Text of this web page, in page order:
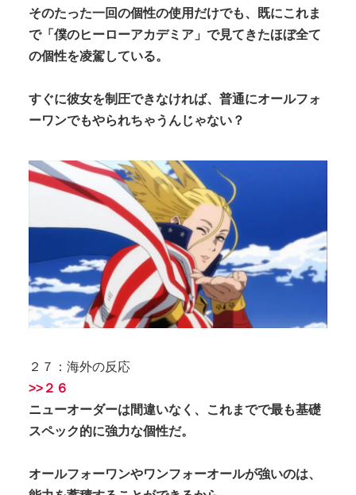
そのたった一回の個性の使用だけでも、既にこれま
で「僕のヒーローアカデミア」で見てきたほぼ全て
の個性を凌駕している。
すぐに彼女を制圧できなければ、普通にオールフォ
ーワンでもやられちゃうんじゃない？
２７：海外の反応
>>２６
ニューオーダーは間違いなく、これまでで最も基礎
スペック的に強力な個性だ。
オールフォーワンやワンフォーオールが強いのは、